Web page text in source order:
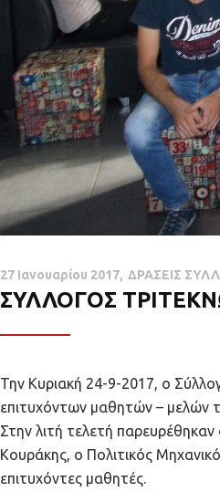
27 Ιανουαρίου 2017 ΔΡΑΣΕΙΣ
ΣΥΛΛΟΓΟΣ
Την Κυριακή 24-9-2017, ο
επιτυχόντων μαθητών – μελών
Στην λιτή τελετή
Κουράκης, ο Πολιτικός
επιτυχόντες μαθητές.